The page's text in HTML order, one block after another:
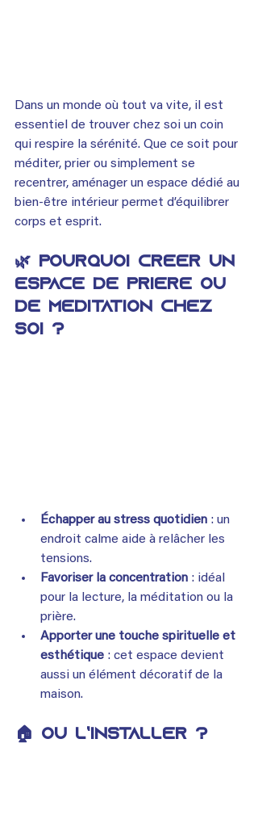
Dans un monde où tout va vite, il est
essentiel de trouver chez soi un coin
qui respire la sérénité. Que ce soit pour
méditer, prier ou simplement se
recentrer, aménager un espace dédié au
bien-être intérieur permet d’équilibrer
corps et esprit.
🌿 Pourquoi créer un
espace de prière ou
de méditation chez
soi ?
Échapper au stress quotidien : un
endroit calme aide à relâcher les
tensions.
Favoriser la concentration : idéal
pour la lecture, la méditation ou la
prière.
Apporter une touche spirituelle et
esthétique : cet espace devient
aussi un élément décoratif de la
maison.
🏠 Où l’installer ?